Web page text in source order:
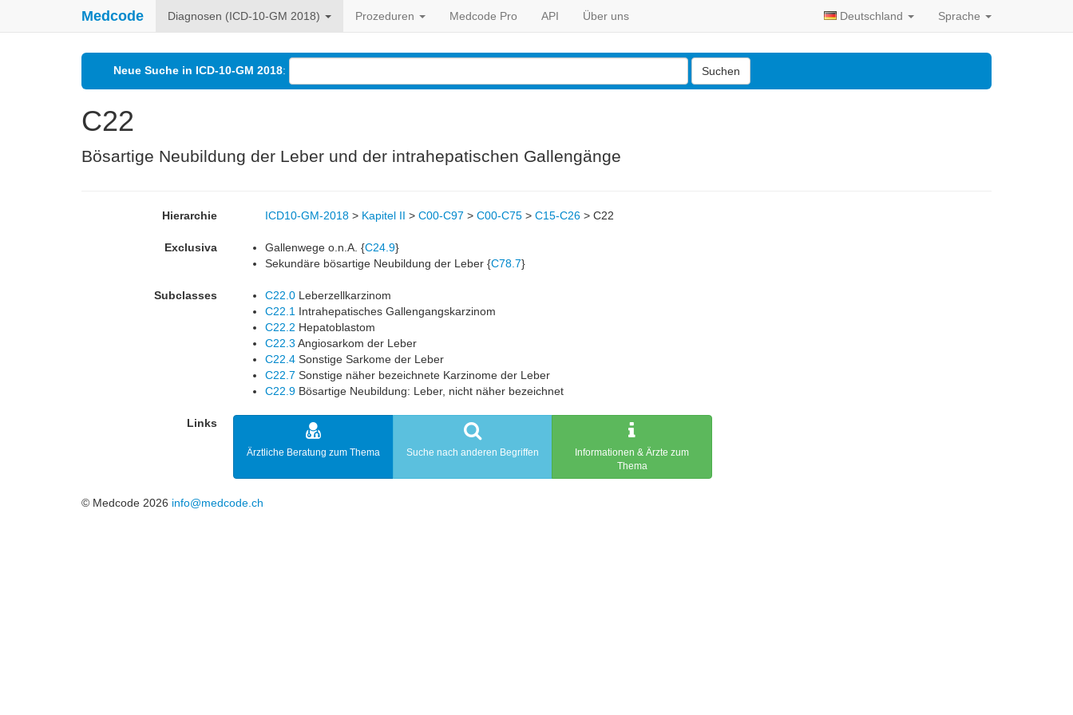
Medcode Diagnosen (ICD-10-GM 2018) Prozeduren Medcode Pro API Über uns Deutschland Sprache
Neue Suche in ICD-10-GM 2018: Suchen
C22
Bösartige Neubildung der Leber und der intrahepatischen Gallengänge
Hierarchie ICD10-GM-2018 > Kapitel II > C00-C97 > C00-C75 > C15-C26 > C22
Exclusiva Gallenwege o.n.A. {C24.9}
Sekundäre bösartige Neubildung der Leber {C78.7}
Subclasses C22.0 Leberzellkarzinom
C22.1 Intrahepatisches Gallengangskarzinom
C22.2 Hepatoblastom
C22.3 Angiosarkom der Leber
C22.4 Sonstige Sarkome der Leber
C22.7 Sonstige näher bezeichnete Karzinome der Leber
C22.9 Bösartige Neubildung: Leber, nicht näher bezeichnet
Links
Ärztliche Beratung zum Thema Suche nach anderen Begriffen
Informationen & Ärzte zum
Thema
© Medcode 2026 info@medcode.ch